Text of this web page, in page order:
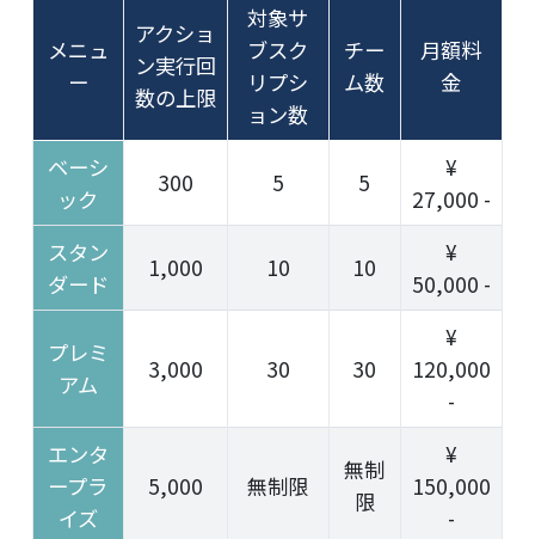
メニュ
ー
アクショ
ン実行回
数の上限
対象サ
ブスク
リプシ
ョン数
チー
ム数
月額料
金
ベーシ
ック
300 5 5
¥
27,000 -
スタン
ダード
1,000 10 10
¥
50,000 -
プレミ
アム
3,000 30 30
¥
120,000
-
エンタ
ープラ
イズ
5,000 無制限
無制
限
¥
150,000
-